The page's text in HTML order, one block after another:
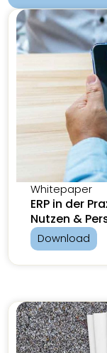
Whitepaper
ERP in der
Nutzen &
Download